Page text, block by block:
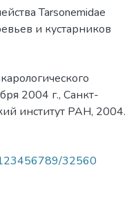
Tarsonemidae
и кустарников
2004 г., Санкт-
институт РАН, 2004.
123456789/32560